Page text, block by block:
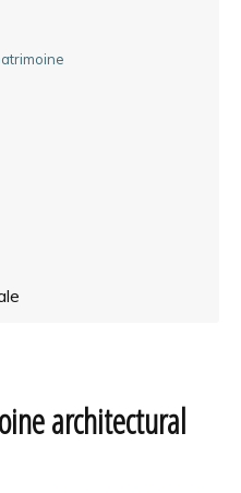
architectural